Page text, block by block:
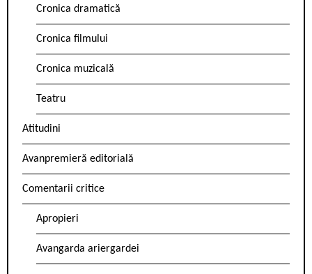
Cronica dramatică
Cronica filmului
Cronica muzicală
Teatru
Atitudini
Avanpremieră editorială
Comentarii critice
Apropieri
Avangarda ariergardei